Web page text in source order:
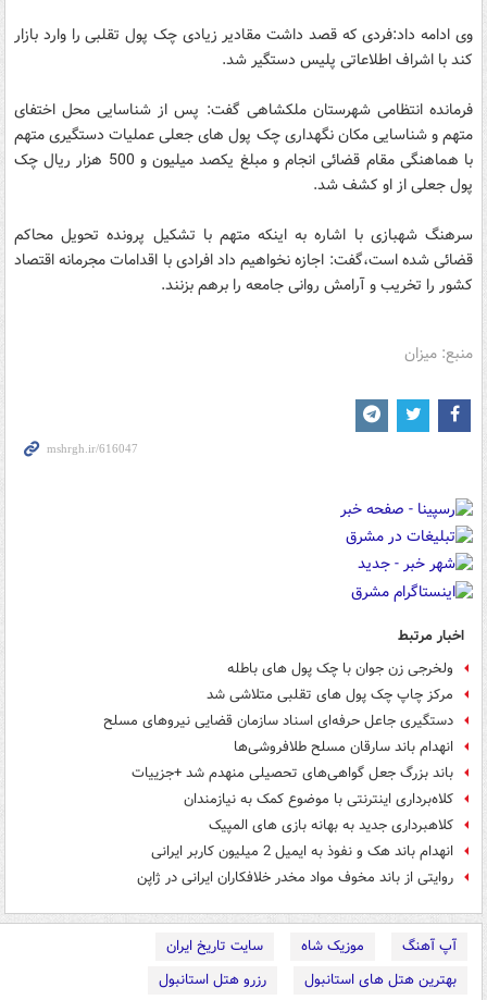
وی ادامه داد:فردی که قصد داشت مقادیر زیادی چک پول تقلبی را وارد بازار
کند با اشراف اطلاعاتی پلیس دستگیر شد.
فرمانده انتظامی شهرستان ملکشاهی گفت: پس از شناسایی محل اختفای
متهم و شناسایی مکان نگهداری چک پول های جعلی عملیات دستگیری متهم
با هماهنگی مقام قضائی انجام و مبلغ یکصد میلیون و 500 هزار ریال چک
پول جعلی از او کشف شد.
سرهنگ شهبازی با اشاره به اینکه متهم با تشکیل پرونده تحویل محاکم
قضائی شده است،گفت: اجازه نخواهیم داد افرادی با اقدامات مجرمانه اقتصاد
کشور را تخریب و آرامش روانی جامعه را برهم بزنند.
منبع: میزان
اخبار مرتبط
ولخرجی زن جوان با چک پول های باطله
مرکز چاپ چک پول های تقلبی متلاشی شد
دستگیری جاعل حرفه‌ای اسناد سازمان قضایی نیروهای مسلح
انهدام باند سارقان مسلح طلافروشی‌ها
باند بزرگ جعل گواهی‌های تحصیلی منهدم شد +جزییات
کلاه‌برداری اینترنتی با موضوع کمک به نیازمندان
کلاهبرداری جدید به بهانه بازی های المپیک
انهدام باند هک و نفوذ به ایمیل 2 میلیون کاربر ایرانی
روایتی از باند مخوف مواد مخدر خلافکاران ایرانی‌ در ژاپن
آپ آهنگ موزیک شاه
سایت تاریخ ایران
بهترین هتل های استانبول
رزرو هتل استانبول